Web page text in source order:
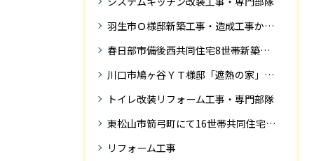
羽生市Ｏ様邸新築工事・造成工事から住宅完成までの紹介
春日部市備後西共同住宅8世帯新築工事完成迄の紹介です。
川口市鳩ヶ谷ＹＴ様邸「遮熱の家」工事状況
トイレ改装リフォーム工事・専門部隊
東松山市箭弓町にて16世帯共同住宅新築工事完成迄の紹介です。
リフォーム工事